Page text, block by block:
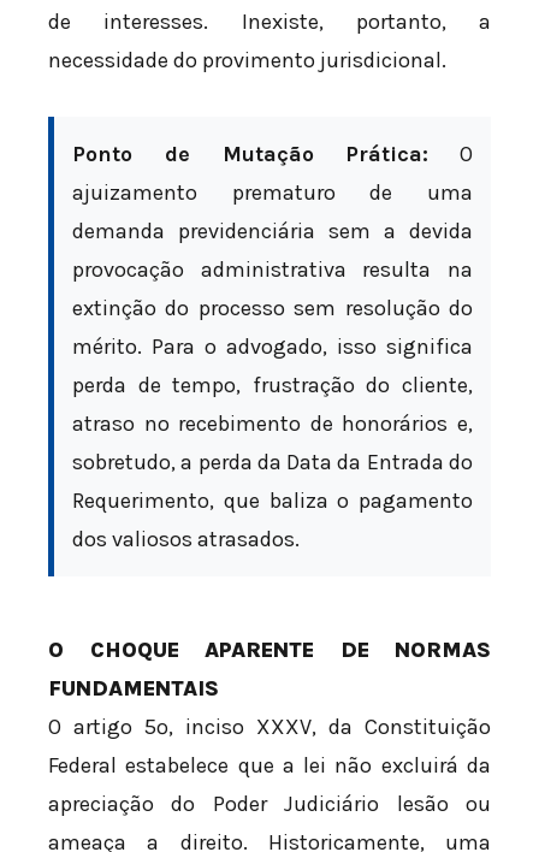
de interesses. Inexiste, portanto, a
necessidade do provimento jurisdicional.
Ponto de Mutação Prática: O
ajuizamento prematuro de uma
demanda previdenciária sem a devida
provocação administrativa resulta na
extinção do processo sem resolução do
mérito. Para o advogado, isso significa
perda de tempo, frustração do cliente,
atraso no recebimento de honorários e,
sobretudo, a perda da Data da Entrada do
Requerimento, que baliza o pagamento
dos valiosos atrasados.
O CHOQUE APARENTE DE NORMAS
FUNDAMENTAIS
O artigo 5º, inciso XXXV, da Constituição
Federal estabelece que a lei não excluirá da
apreciação do Poder Judiciário lesão ou
ameaça a direito. Historicamente, uma